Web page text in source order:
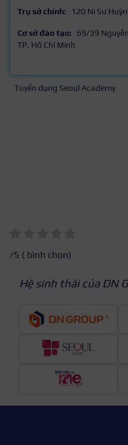
Trụ sở chính:
120 Ni Sư
Cơ sở đào tạo:
69/39
TP. Hồ Chí Minh
Tuyển dụng Seoul Academy
/5 ( bình chọn)
Hệ sinh thái của DN